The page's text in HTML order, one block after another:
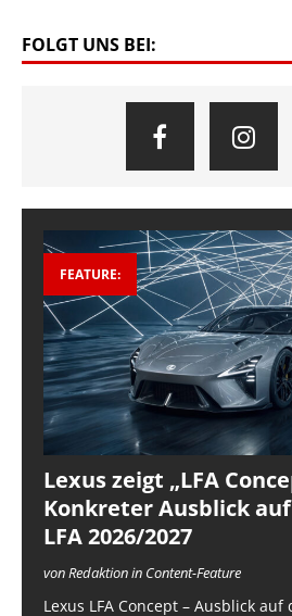
FOLGT UNS BEI:
FEATURE:
Lexus zeigt „LFA
Konkreter Ausblick
LFA 2026/2027
von Redaktion in Content-Feature
Lexus LFA Concept – Ausblick auf